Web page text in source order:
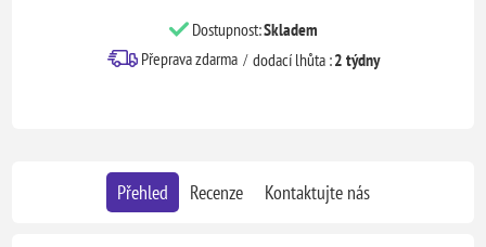
Dostupnost:Skladem
Přeprava zdarma
dodací lhůta :2 týdny
Přehled Recenze Kontaktujte nás